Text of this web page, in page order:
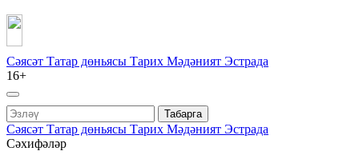
Сәясәт Татар дөньясы Тарих Мәдәният Эстрада
16+
Табарга
Сәясәт Татар дөньясы Тарих Мәдәният Эстрада
Сәхифәләр